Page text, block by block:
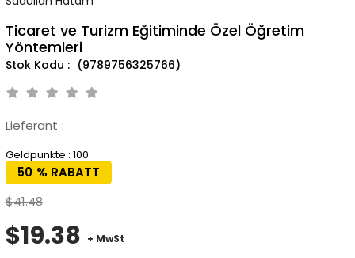
Ticaret ve Turizm Eğitiminde Özel Öğretim
Yöntemleri
(9789756325766)
Lieferant :
Geldpunkte : 100
%
50
RABATT
$41.48
$19.38 + MwSt